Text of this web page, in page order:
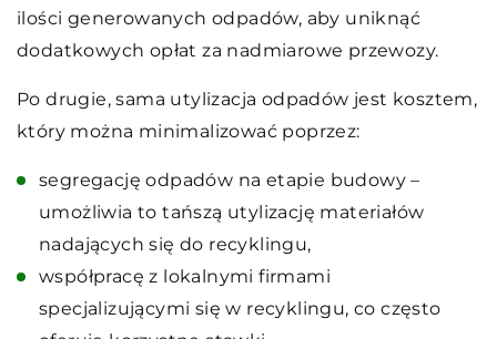
ilości generowanych odpadów, aby uniknąć
dodatkowych opłat za nadmiarowe przewozy.
Po drugie, sama utylizacja odpadów jest kosztem,
który można minimalizować poprzez:
segregację odpadów na etapie budowy –
umożliwia to tańszą utylizację materiałów
nadających się do recyklingu,
współpracę z lokalnymi firmami
specjalizującymi się w recyklingu, co często